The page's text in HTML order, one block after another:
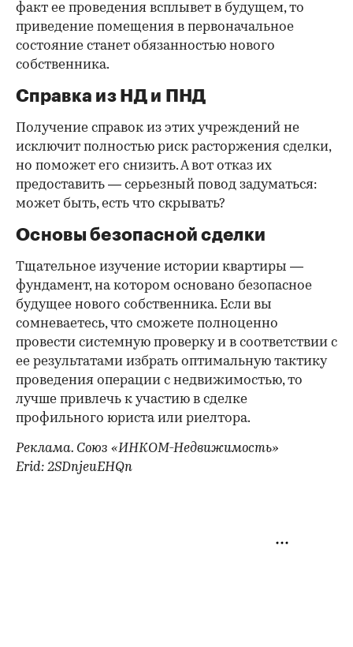
факт ее проведения всплывет в будущем, то
приведение помещения в первоначальное
состояние станет обязанностью нового
собственника.
Справка из НД и ПНД
Получение справок из этих учреждений не
исключит полностью риск расторжения сделки,
но поможет его снизить. А вот отказ их
предоставить — серьезный повод задуматься:
может быть, есть что скрывать?
Основы безопасной сделки
Тщательное изучение истории квартиры —
фундамент, на котором основано безопасное
будущее нового собственника. Если вы
сомневаетесь, что сможете полноценно
провести системную проверку и в соответствии с
ее результатами избрать оптимальную тактику
проведения операции с недвижимостью, то
лучше привлечь к участию в сделке
профильного юриста или риелтора.
Реклама. Союз «ИНКОМ-Недвижимость»
Erid: 2SDnjeuEHQn